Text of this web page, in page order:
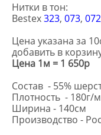
Нитки в тон:
Bestex323, 073, 072
Цена указана за
добавить в
Цена 1м = 1 650р
Состав - 55%
Плотность - 180г/
Ширина - 140см
Производство -